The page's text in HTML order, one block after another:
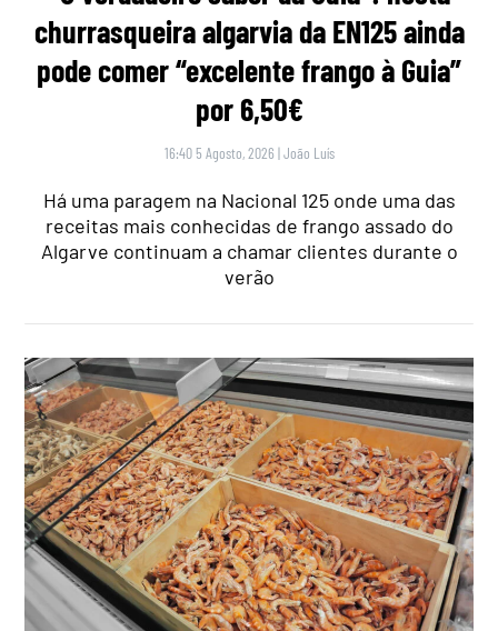
churrasqueira algarvia da EN125 ainda
pode comer “excelente frango à Guia”
por 6,50€
16:40 5 Agosto, 2026 |João Luís
Há uma paragem na Nacional 125 onde uma das
receitas mais conhecidas de frango assado do
Algarve continuam a chamar clientes durante o
verão